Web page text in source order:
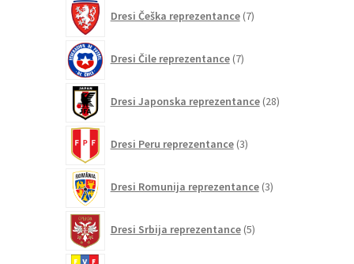
Dresi Češka reprezentance 7izdelkov
Dresi Čile reprezentance 7izdelkov
Dresi Japonska reprezentance 28izdelkov
Dresi Peru reprezentance 3izdelki
Dresi Romunija reprezentance 3izdelki
Dresi Srbija reprezentance 5izdelkov